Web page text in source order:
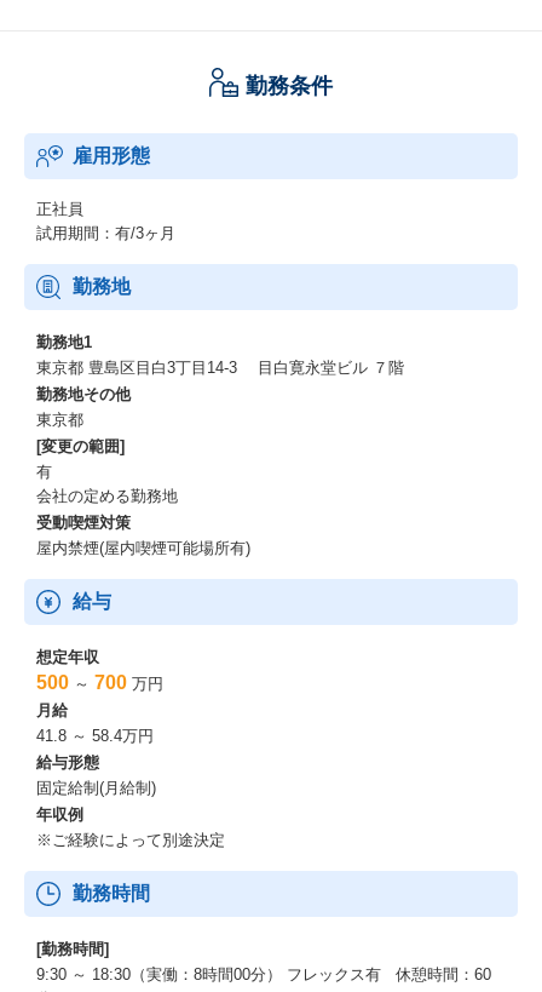
勤務条件
雇用形態
正社員
試用期間：有/3ヶ月
勤務地
勤務地1
東京都 豊島区目白3丁目14-3 目白寛永堂ビル ７階 ​
勤務地その他
東京都
[変更の範囲]
有
会社の定める勤務地
受動喫煙対策
屋内禁煙(屋内喫煙可能場所有)
給与
想定年収
500 ～ 700 万円
月給
41.8 ～ 58.4万円
給与形態
固定給制(月給制)
年収例
※ご経験によって別途決定
勤務時間
[勤務時間]
9:30 ～ 18:30（実働：8時間00分） フレックス有 休憩時間：60